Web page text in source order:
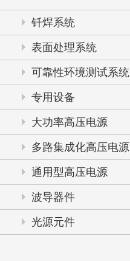
钎焊系统
表面处理系统
可靠性环境测试系统
专用设备
大功率高压电源
多路集成化高压电源
通用型高压电源
波导器件
光源元件